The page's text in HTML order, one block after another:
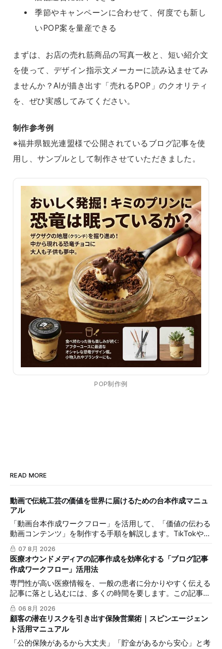
季節やキャンペーンに合わせて、何度でも新し
いPOP案を量産できる
まずは、お店の売れ筋商品の写真一枚と、短い紹介文
を使って、デザイン指示文メーカーに読み込ませてみ
ませんか？AIが描き出す「売れるPOP」のクオリティ
を、ぜひ実感してみてください。
制作参考例
※福井県観光連盟様で公開されているブログ記事を使
用し、サンプルとして制作させていただきました。
POP制作例
READ MORE
動画で伝統工芸の価値を世界に届けるための台本作成マニュ
アル
「動画台本作成ワークフロー」を活用して、「価値の伝わる
動画コンテンツ」を制作する手順を解説します。TikTokや
Instagramリールを通じた、国内若年層および海外市場への
効果的な発信を支援します。
07 8月 2026
医療オウンドメディアの記事作成を効率化する「ブログ記事
作成ワークフロー」活用法
専門性が高い医療情報を、一般の患者に分かりやすく伝える
記事に落とし込むには、多くの時間を要します。この記事で
は、mitsumonoAIの「ブログ記事作成ワークフロー」を活用
し、SEOに配慮した質の高いブログ記事を効率的に作成し、
発信力を最大化する方法を解説します。
06 8月 2026
顧客の潜在リスクを引き出す保険営業術｜スピンエージェン
ト活用マニュアル
「公的保険があるから大丈夫」「貯金があるから安心」と考